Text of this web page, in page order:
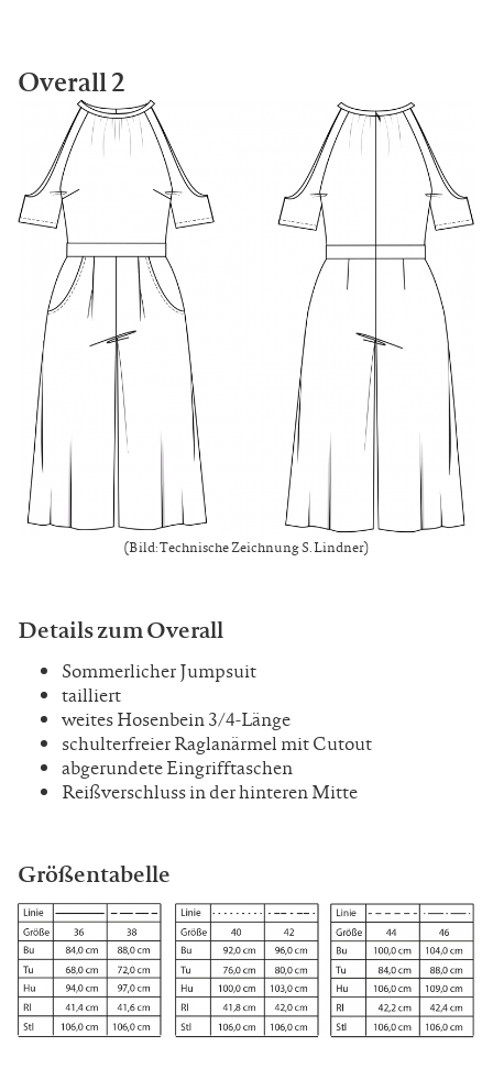
Overall 2
(Bild: Technische Zeichnung S. Lindner)
Details zum Overall
Sommerlicher Jumpsuit
tailliert
weites Hosenbein 3/4-Länge
schulterfreier Raglanärmel mit Cutout
abgerundete Eingrifftaschen
Reißverschluss in der hinteren Mitte
Größentabelle